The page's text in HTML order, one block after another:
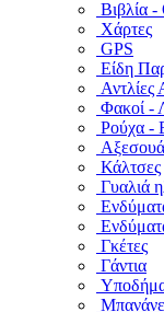
Βιβλία -
Χάρτες
GPS
Είδη
Φακοί -
Ρούχα -
Κάλτσες
Γυαλιά
Γκέτες
Γάντια